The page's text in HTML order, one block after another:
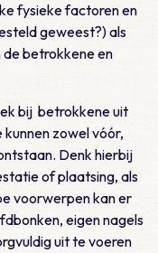
fysieke factoren en
geweest?) als
betrokkene en
bij betrokkene uit
zowel vóór,
Denk hierbij
of plaatsing, als
voorwerpen kan er
eigen nagels
uit te voeren